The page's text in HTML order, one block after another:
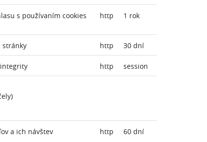
s používaním cookies
http 1 rok
stránky http 30 dní
http session
a ich návštev
http 60 dní